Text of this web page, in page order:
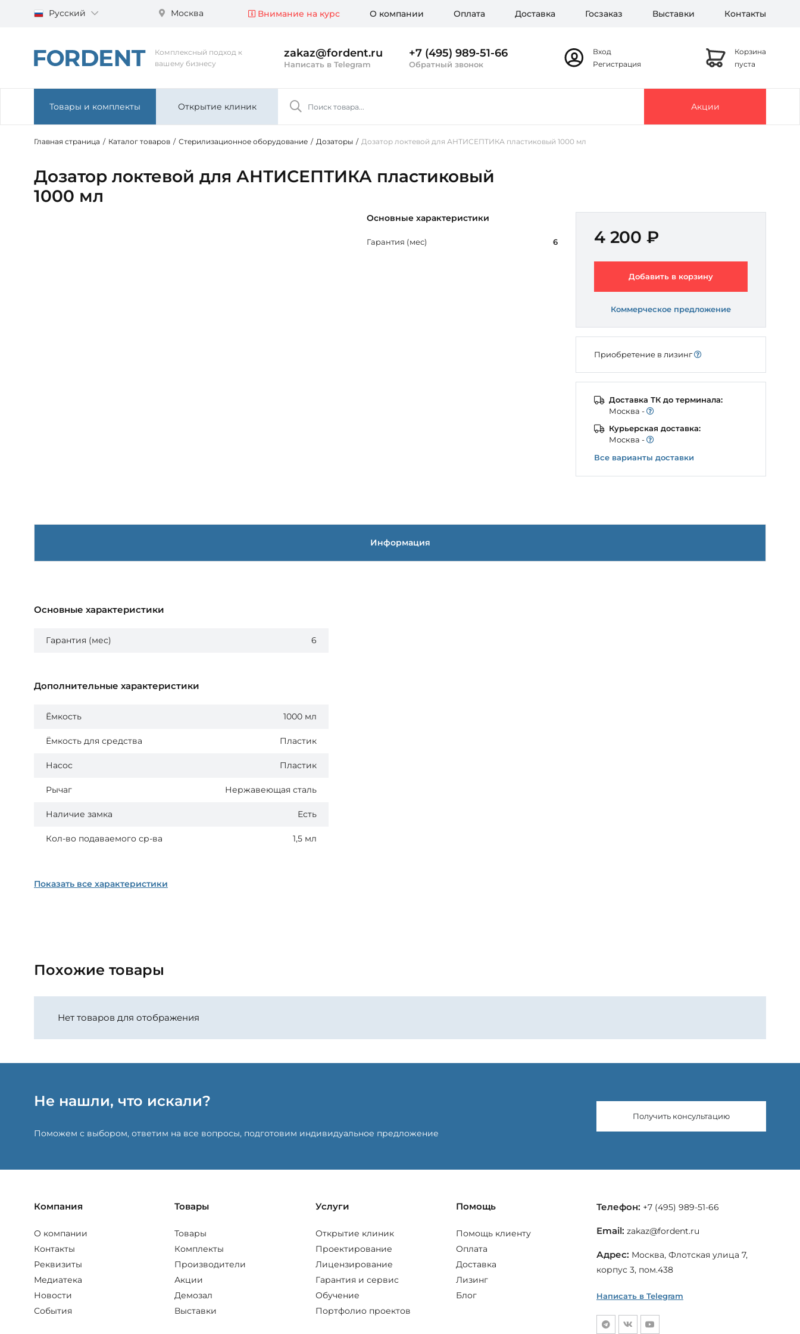
Русский Москва Внимание на курс О компании Оплата Доставка Госзаказ Выставки Контакты
Комплексный подход к
вашему бизнесу
zakaz@fordent.ru
Написать в Telegram
+7 (495) 989-51-66
Обратный звонок
Вход
Регистрация
Корзина
пуста
Товары и комплекты Открытие клиник Акции
Главная страница / Каталог товаров / Стерилизационное оборудование / Дозаторы / Дозатор локтевой для АНТИСЕПТИКА пластиковый 1000 мл
Дозатор локтевой для АНТИСЕПТИКА пластиковый
1000 мл
Основные характеристики
Гарантия (мес) 6 4 200 ₽
Добавить в корзину
Коммерческое предложение
Приобретение в лизинг
Доставка ТК до терминала:
Моcква -
Курьерская доставка:
Моcква -
Все варианты доставки
Информация
Основные характеристики
Гарантия (мес) 6
Дополнительные характеристики
Ёмкость 1000 мл
Ёмкость для средства Пластик
Насос Пластик
Рычаг Нержавеющая сталь
Наличие замка Есть
Кол-во подаваемого ср-ва 1,5 мл
Показать все характеристики
Похожие товары
Нет товаров для отображения
Не нашли, что искали?
Поможем с выбором, ответим на все вопросы, подготовим индивидуальное предложение
Получить консультацию
Компания
О компании
Контакты
Реквизиты
Медиатека
Новости
События
Товары
Товары
Комплекты
Производители
Акции
Демозал
Выставки
Услуги
Открытие клиник
Проектирование
Лицензирование
Гарантия и сервис
Обучение
Портфолио проектов
Помощь
Помощь клиенту
Оплата
Доставка
Лизинг
Блог
Телефон: +7 (495) 989-51-66
Email: zakaz@fordent.ru
Адрес: Москва, Флотская улица 7,
корпус 3, пом.438
Написать в Telegram